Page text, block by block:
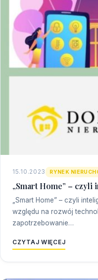
15.10.2023 RYNEK
„Smart Home” – czyli
„Smart Home” – czyli
względu na rozwój
zapotrzebowanie…
CZYTAJ WIĘCEJ